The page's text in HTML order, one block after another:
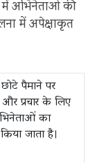
में अभिनेताओं की
में अपेक्षाकृत
पैमाने पर
प्रचार के लिए
का
जाता है।